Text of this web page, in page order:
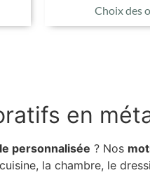
Choix des
en
personnalisée ? Nos
la chambre, le